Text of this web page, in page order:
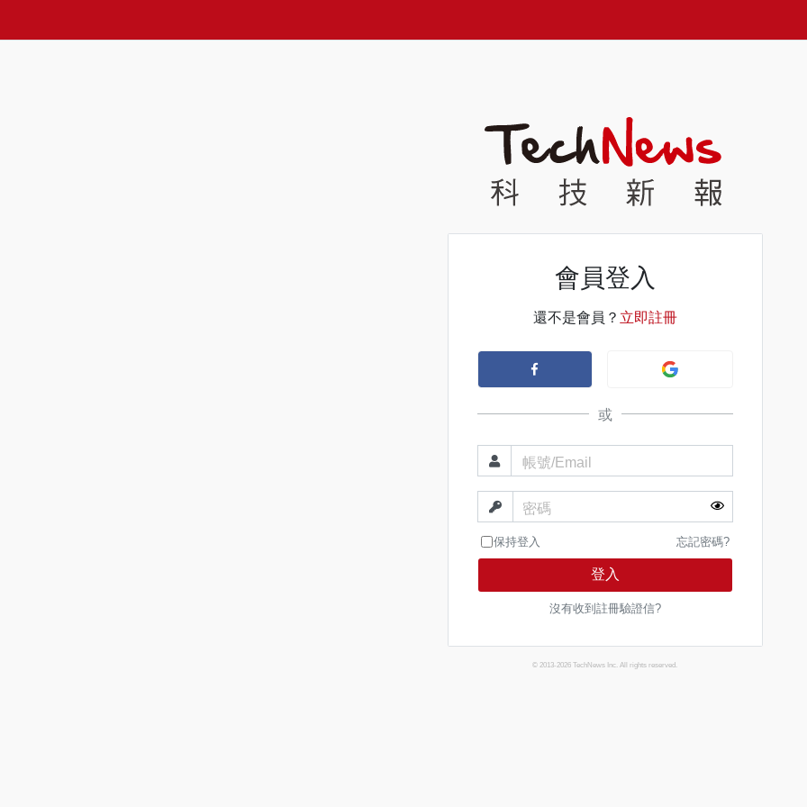
會員登入
還不是會員？ 立即註冊
或
帳號/Email
密碼
保持登入 忘記密碼?
登入
沒有收到註冊驗證信?
© 2013-2026 TechNews Inc. All rights reserved.